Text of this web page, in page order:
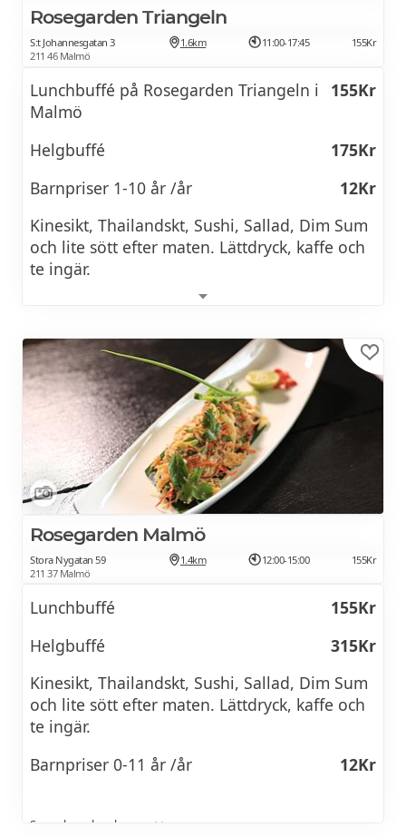
Dricka och salladsbuffé ingår ej vid
avhämtning
Obs!
Med reservation för slutförsäljning och
ändring
Förboka gärna på telefon
Öppettider
Lördag 12:00-18:00 Köket öppet -18.00
Malmö
47
Dagens lunch på Hörnet
139Kr
Lördag
Salladsbuffé, vatten eller lingondricka, två
sorters eget bröd & kaffe/te ingår.
Dricka och salladsbuffé ingår ej vid
Se veckans lunchmeny >>
Rosegarden Triangeln
S:t Johannesgatan 3
211 46 Malmö
1.6km 11:00-17:45 155Kr
Lunchbuffé på Rosegarden Triangeln i
Malmö
155Kr
Helgbuffé
175Kr
Barnpriser 1-10 år /år
12Kr
Kinesikt, Thailandskt, Sushi, Sallad, Dim Sum
och lite sött efter maten. Lättdryck, kaffe och
te ingär.
Rosegarden Malmö
Stora Nygatan 59
211 37 Malmö
1.4km 12:00-15:00 155Kr
Lunchbuffé
155Kr
Helgbuffé
315Kr
Kinesikt, Thailandskt, Sushi, Sallad, Dim Sum
och lite sött efter maten. Lättdryck, kaffe och
te ingär.
Barnpriser 0-11 år /år
12Kr
Se veckans lunchmeny >>